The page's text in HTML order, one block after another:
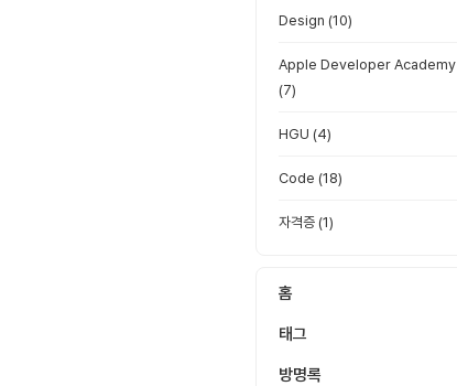
Design (10)
Apple Developer Academy
(7)
HGU (4)
Code (18)
자격증 (1)
홈
태그
방명록